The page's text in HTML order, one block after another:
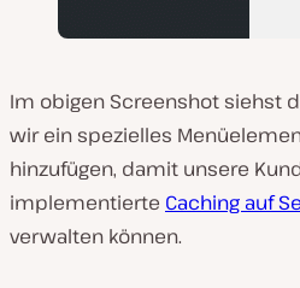
Im obigen Screenshot siehst
wir ein spezielles
hinzufügen, damit unsere
implementierte Caching auf
verwalten können.